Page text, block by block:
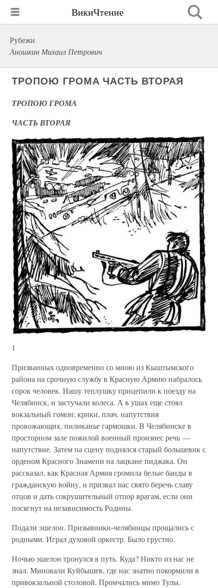
ВикиЧтение
Рубежи
Аношкин Михаил Петрович
ТРОПОЮ ГРОМА ЧАСТЬ ВТОРАЯ
ТРОПОЮ ГРОМА
ЧАСТЬ ВТОРАЯ
1
Призванных одновременно со мною из Кыштымского
района на срочную службу в Красную Армию набралось
сорок человек. Нашу теплушку прицепили к поезду на
Челябинск, и застучали колеса. А в ушах еще стоял
вокзальный гомон: крики, плач, напутствия
провожающих, пиликанье гармошки. В Челябинске в
просторном зале пожилой военный произнес речь —
напутствие. Затем на сцену поднялся старый большевик с
орденом Красного Знамени на лацкане пиджака. Он
рассказал, как Красная Армия громила белые банды в
гражданскую войну, и призвал нас свято беречь славу
отцов и дать сокрушительный отпор врагам, если они
посягнут на независимость Родины.
Подали эшелон. Призывники-челябинцы прощались с
родными. Играл духовой оркестр. Было грустно.
Ночью эшелон тронулся в путь. Куда? Никто из нас не
знал. Миновали Куйбышев, где нас знатно покормили в
привокзальной столовой. Промчались мимо Тулы,